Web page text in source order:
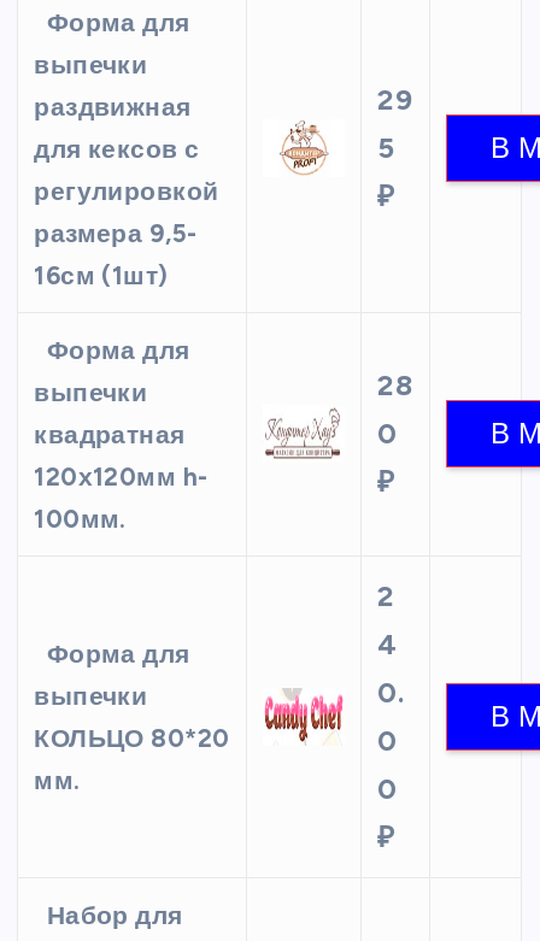
Форма для
выпечки
раздвижная
для кексов с
регулировкой
размера 9,5-
16см (1шт)
29
5
₽
Форма для
выпечки
квадратная
120х120мм h-
100мм.
28
0
₽
Форма для
выпечки
КОЛЬЦО 80*20
мм.
2
4
0.
0
0
₽
Набор для